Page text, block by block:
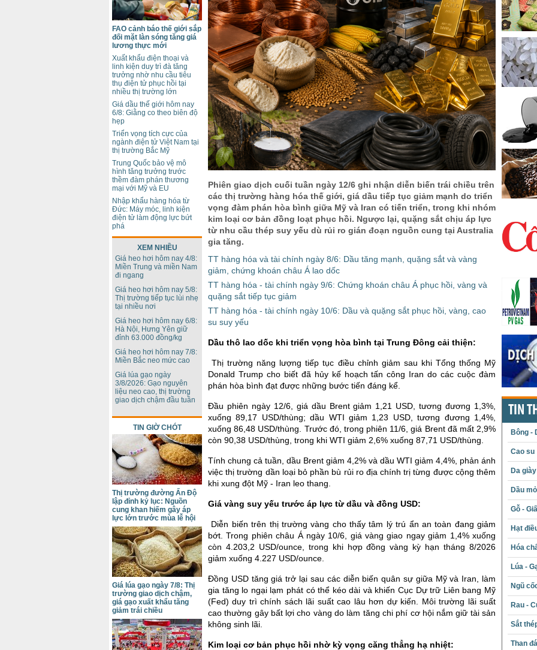
Phiên giao dịch cuối tuần ngày 12/6 ghi nhận diễn biến trái chiều trên
các thị trường hàng hóa thế giới, giá dầu tiếp tục giảm mạnh do triển
vọng đàm phán hòa bình giữa Mỹ và Iran có tiến triển, trong khi nhóm
kim loại cơ bản đồng loạt phục hồi. Ngược lại, quặng sắt chịu áp lực
từ nhu cầu thép suy yếu dù rủi ro gián đoạn nguồn cung tại Australia
gia tăng.
TT hàng hóa và tài chính ngày 8/6: Dầu tăng mạnh, quặng sắt và vàng
giảm, chứng khoán châu Á lao dốc
TT hàng hóa - tài chính ngày 9/6: Chứng khoán châu Á phục hồi, vàng và
quặng sắt tiếp tục giảm
TT hàng hóa - tài chính ngày 10/6: Dầu và quặng sắt phục hồi, vàng, cao
su suy yếu
Dầu thô lao dốc khi triển vọng hòa bình tại Trung Đông cải thiện:
Thị trường năng lượng tiếp tục điều chỉnh giảm sau khi Tổng thống Mỹ
Donald Trump cho biết đã hủy kế hoạch tấn công Iran do các cuộc đàm
phán hòa bình đạt được những bước tiến đáng kể.
Đầu phiên ngày 12/6, giá dầu Brent giảm 1,21 USD, tương đương 1,3%,
xuống 89,17 USD/thùng; dầu WTI giảm 1,23 USD, tương đương 1,4%,
xuống 86,48 USD/thùng. Trước đó, trong phiên 11/6, giá Brent đã mất 2,9%
còn 90,38 USD/thùng, trong khi WTI giảm 2,6% xuống 87,71 USD/thùng.
Tính chung cả tuần, dầu Brent giảm 4,2% và dầu WTI giảm 4,4%, phản ánh
việc thị trường dần loại bỏ phần bù rủi ro địa chính trị từng được cộng thêm
khi xung đột Mỹ - Iran leo thang.
Giá vàng suy yếu trước áp lực từ dầu và đồng USD:
Diễn biến trên thị trường vàng cho thấy tâm lý trú ẩn an toàn đang giảm
bớt. Trong phiên châu Á ngày 10/6, giá vàng giao ngay giảm 1,4% xuống
còn 4.203,2 USD/ounce, trong khi hợp đồng vàng kỳ hạn tháng 8/2026
giảm xuống 4.227 USD/ounce.
Đồng USD tăng giá trở lại sau các diễn biến quân sự giữa Mỹ và Iran, làm
gia tăng lo ngại lạm phát có thể kéo dài và khiến Cục Dự trữ Liên bang Mỹ
(Fed) duy trì chính sách lãi suất cao lâu hơn dự kiến. Môi trường lãi suất
cao thường gây bất lợi cho vàng do làm tăng chi phí cơ hội nắm giữ tài sản
không sinh lãi.
Kim loại cơ bản phục hồi nhờ kỳ vọng căng thẳng hạ nhiệt:
FAO cảnh báo thế giới sắp
đối mặt làn sóng tăng giá
lương thực mới
Xuất khẩu điện thoại và
linh kiện duy trì đà tăng
trưởng nhờ nhu cầu tiêu
thụ điện tử phục hồi tại
nhiều thị trường lớn
Giá dầu thế giới hôm nay
6/8: Giằng co theo biên độ
hẹp
Triển vọng tích cực của
ngành điện tử Việt Nam tại
thị trường Bắc Mỹ
Trung Quốc bảo vệ mô
hình tăng trưởng trước
thềm đàm phán thương
mại với Mỹ và EU
Nhập khẩu hàng hóa từ
Đức: Máy móc, linh kiện
điện tử làm động lực bứt
phá
XEM NHIỀU
Giá heo hơi hôm nay 4/8:
Miền Trung và miền Nam
đi ngang
Giá heo hơi hôm nay 5/8:
Thị trường tiếp tục lùi nhẹ
tại nhiều nơi
Giá heo hơi hôm nay 6/8:
Hà Nội, Hưng Yên giữ
đỉnh 63.000 đồng/kg
Giá heo hơi hôm nay 7/8:
Miền Bắc neo mức cao
Giá lúa gạo ngày
3/8/2026: Gạo nguyên
liệu neo cao, thị trường
giao dịch chậm đầu tuần
TIN GIỜ CHÓT
Thị trường đường Ấn Độ
lập đỉnh kỷ lục: Nguồn
cung khan hiếm gây áp
lực lớn trước mùa lễ hội
Giá lúa gạo ngày 7/8: Thị
trường giao dịch chậm,
giá gạo xuất khẩu tăng
giảm trái chiều
TIN
Bông -
Cao su
Da giày
Dầu
Gỗ -
Hạt
Hóa
Lúa -
Ngũ
Rau -
Sắt
Than đá